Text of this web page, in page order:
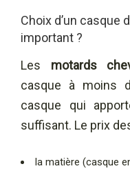
Choix d’un casque
important ?
Les motards
casque à moins
casque qui
suffisant. Le prix
la matière (casque